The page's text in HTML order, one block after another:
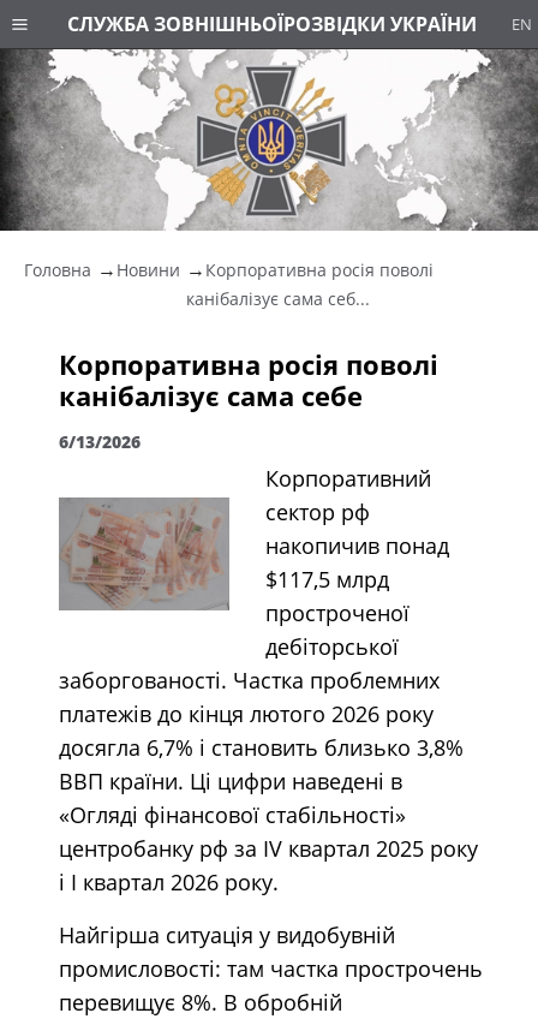
СЛУЖБА ЗОВНІШНЬОЇРОЗВІДКИ УКРАЇНИ EN
Головна Новини
Корпоративна росія поволі
канібалізує сама себ...
Корпоративна росія поволі
канібалізує сама себе
6/13/2026
Корпоративний
сектор рф
накопичив понад
$117,5 млрд
простроченої
дебіторської
заборгованості. Частка проблемних
платежів до кінця лютого 2026 року
досягла 6,7% і становить близько 3,8%
ВВП країни. Ці цифри наведені в
«Огляді фінансової стабільності»
центробанку рф за IV квартал 2025 року
і I квартал 2026 року.
Найгірша ситуація у видобувній
промисловості: там частка прострочень
перевищує 8%. В обробній